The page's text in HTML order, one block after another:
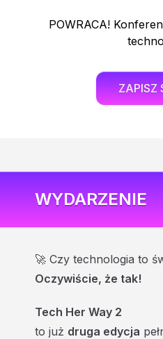
POWRACA!
ZAPISZ
WYDARZENIE
🚀 Czy technologia to
Oczywiście, że tak!
Tech Her Way 2
to już druga edycja